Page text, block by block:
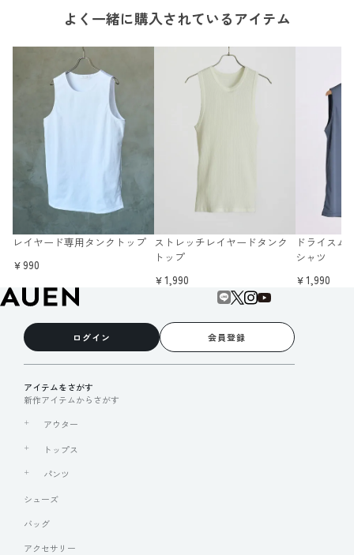
よく一緒に購入されているアイテム
レイヤード専用タンクトップ
￥990
ストレッチレイヤードタンク
トップ
￥1,990
ドライスム
シャツ
￥1,990
ログイン 会員登録
アイテムをさがす
新作アイテムからさがす
アウター
トップス
パンツ
シューズ
バッグ
アクセサリー